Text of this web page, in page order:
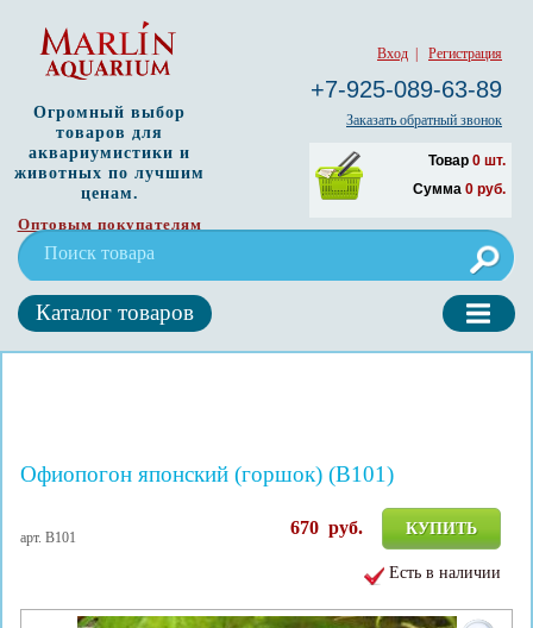
Вход Регистрация
+7-925-089-63-89
Заказать обратный звонок
Товар 0 шт.
Сумма 0 руб.
Огромный выбор
товаров для
аквариумистики и
животных по лучшим
ценам.
Оптовым покупателям
Каталог товаров
Офиопогон японский (горшок) (B101)
арт. B101 КУПИТЬ
670 руб.
Есть в наличии